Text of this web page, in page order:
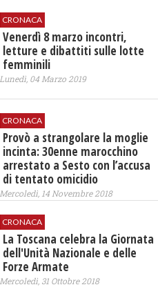
CRONACA
Venerdì 8 marzo incontri,
letture e dibattiti sulle lotte
femminili
Lunedì, 04 Marzo 2019
CRONACA
Provò a strangolare la moglie
incinta: 30enne marocchino
arrestato a Sesto con l’accusa
di tentato omicidio
Mercoledì, 14 Novembre 2018
CRONACA
La Toscana celebra la Giornata
dell'Unità Nazionale e delle
Forze Armate
Mercoledì, 31 Ottobre 2018